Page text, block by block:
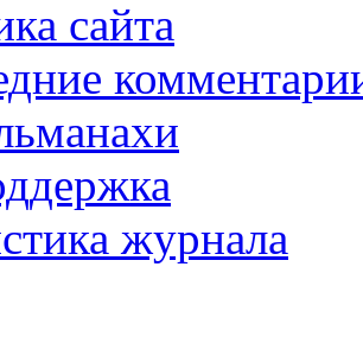
сайта
журнала